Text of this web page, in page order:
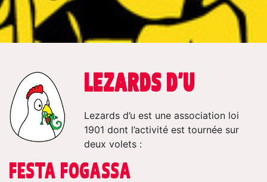
LEZARDS D’U
Lezards d’u est une association loi
1901 dont l’activité est tournée sur
deux volets :
FESTA FOGASSA